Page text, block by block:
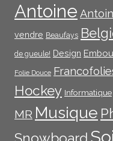
Antoine
vendre Beaufays
de gueule! Design
Folie Douce
Hockey Informatique
MR Musique